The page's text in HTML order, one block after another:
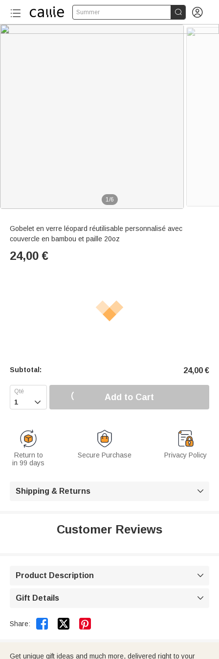
Summer  
1/6
Gobelet en verre léopard réutilisable personnalisé avec
couvercle en bambou et paille 20oz
24,00 €
Subtotal: 24,00 €
 Add to Cart
Return to
in 99 days
Secure Purchase Privacy Policy
Shipping & Returns 
Customer Reviews
Product Description 
Gift Details 
Share:  
Get unique gift ideas and much more, delivered right to your